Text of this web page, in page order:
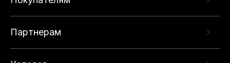
Партнерам